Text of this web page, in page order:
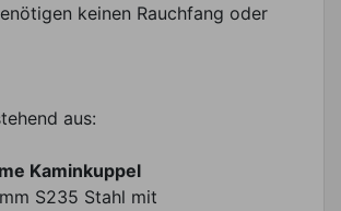
keinen Rauchfang oder
aus:
Kaminkuppel
S235 Stahl mit